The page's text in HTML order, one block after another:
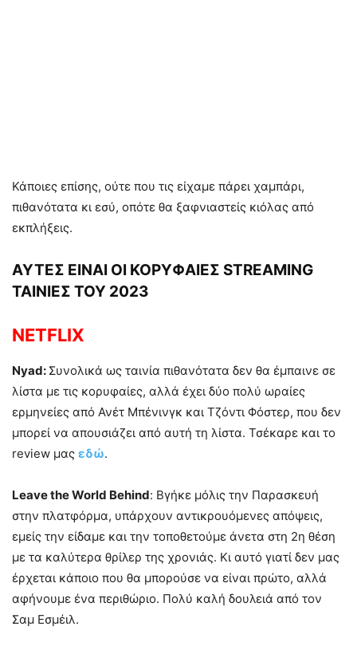
Κάποιες επίσης, ούτε που τις είχαμε πάρει χαμπάρι,
πιθανότατα κι εσύ, οπότε θα ξαφνιαστείς κιόλας από
εκπλήξεις.
ΑΥΤΕΣ ΕΙΝΑΙ ΟΙ ΚΟΡΥΦΑΙΕΣ STREAMING
ΤΑΙΝΙΕΣ ΤΟΥ 2023
NETFLIX
Nyad: Συνολικά ως ταινία πιθανότατα δεν θα έμπαινε σε
λίστα με τις κορυφαίες, αλλά έχει δύο πολύ ωραίες
ερμηνείες από Ανέτ Μπένινγκ και Τζόντι Φόστερ, που δεν
μπορεί να απουσιάζει από αυτή τη λίστα. Τσέκαρε και το
review μας εδώ.
Leave the World Behind: Βγήκε μόλις την Παρασκευή
στην πλατφόρμα, υπάρχουν αντικρουόμενες απόψεις,
εμείς την είδαμε και την τοποθετούμε άνετα στη 2η θέση
με τα καλύτερα θρίλερ της χρονιάς. Κι αυτό γιατί δεν μας
έρχεται κάποιο που θα μπορούσε να είναι πρώτο, αλλά
αφήνουμε ένα περιθώριο. Πολύ καλή δουλειά από τον
Σαμ Εσμέιλ.